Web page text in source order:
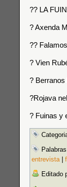
?? LA
? Axenda
??
? Vien
? Berranos
?Rojava
? Fuinas y
entrevista|
Editado